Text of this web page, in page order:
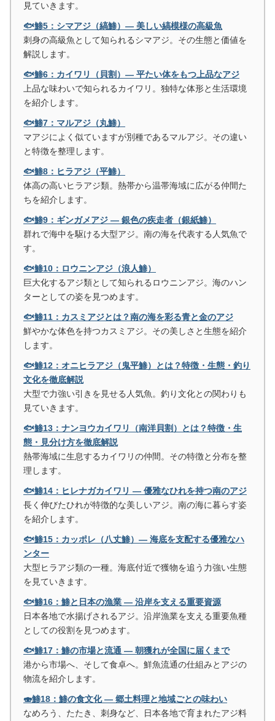
見ていきます。
🐟鯵5：シマアジ（縞鯵）― 美しい縞模様の高級魚
刺身の高級魚として知られるシマアジ。その生態と価値を
解説します。
🐟鯵6：カイワリ（貝割）― 平たい体をもつ上品なアジ
上品な味わいで知られるカイワリ。独特な体形と生活環境
を紹介します。
🐟鯵7：マルアジ（丸鯵）
マアジによく似ていますが別種であるマルアジ。その違い
と特徴を整理します。
🐟鯵8：ヒラアジ（平鯵）
体高の高いヒラアジ類。熱帯から温帯海域に広がる仲間た
ちを紹介します。
🐟鯵9：ギンガメアジ ― 銀色の疾走者（銀紙鯵）
群れで海中を駆ける大型アジ。南の海を代表する人気魚で
す。
🐟鯵10：ロウニンアジ（浪人鯵）
巨大化するアジ類として知られるロウニンアジ。海のハン
ターとしての姿を見つめます。
🐟鯵11：カスミアジとは？南の海を彩る青と金のアジ
鮮やかな体色を持つカスミアジ。その美しさと生態を紹介
します。
🐟鯵12：オニヒラアジ（鬼平鯵）とは？特徴・生態・釣り
文化を徹底解説
大型で力強い引きを見せる人気魚。釣り文化との関わりも
見ていきます。
🐟鯵13：ナンヨウカイワリ（南洋貝割）とは？特徴・生
態・見分け方を徹底解説
熱帯海域に生息するカイワリの仲間。その特徴と分布を整
理します。
🐟鯵14：ヒレナガカイワリ ― 優雅なひれを持つ南のアジ
長く伸びたひれが特徴的な美しいアジ。南の海に暮らす姿
を紹介します。
🐟鯵15：カッポレ（八丈鯵）― 海底を支配する優雅なハ
ンター
大型ヒラアジ類の一種。海底付近で獲物を追う力強い生態
を見ていきます。
🐟鯵16：鯵と日本の漁業 ― 沿岸を支える重要資源
日本各地で水揚げされるアジ。沿岸漁業を支える重要魚種
としての役割を見つめます。
🐟鯵17：鯵の市場と流通 ― 朝獲れが全国に届くまで
港から市場へ、そして食卓へ。鮮魚流通の仕組みとアジの
物流を紹介します。
🍣鯵18：鯵の食文化 ― 郷土料理と地域ごとの味わい
なめろう、たたき、刺身など、日本各地で育まれたアジ料